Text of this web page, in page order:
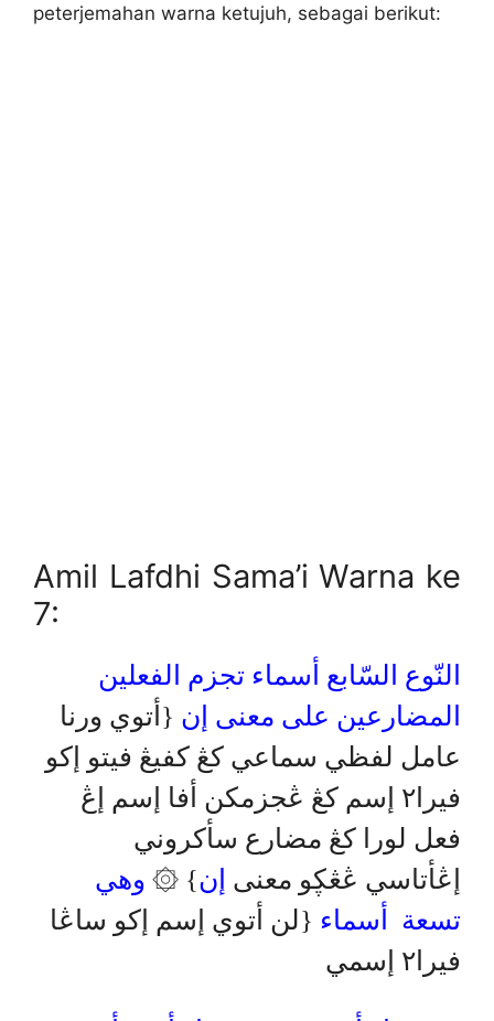
peterjemahan warna ketujuh, sebagai berikut:
Amil Lafdhi Sama’i Warna ke
7:
النّوع السّابع أسماء تجزم الفعلين
المضارعين على معنى إن {أتوي ورنا
عامل لفظي سماعي كڠ كفيڠ فيتو إكو
فيرا٢ إسم كڠ ڠجزمكن أفا إسم إڠ
فعل لورا كڠ مضارع سأكروني
إڠأتاسي ڠڠڮو معنى إن} ۞ وهي
تسعة أسماء {لن أتوي إسم إكو ساڠا
فيرا٢ إسمي